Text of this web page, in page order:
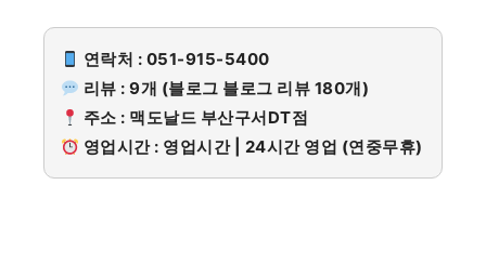
연락처 : 051-915-5400
리뷰 : 9개 (블로그 블로그 리뷰 180개)
주소 : 맥도날드 부산구서DT점
영업시간 : 영업시간 | 24시간 영업 (연중무휴)